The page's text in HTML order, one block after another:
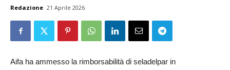
Redazione 21 Aprile 2026
Aifa ha ammesso la rimborsabilità di seladelpar in